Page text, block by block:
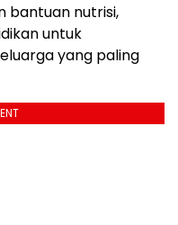
bantuan nutrisi,
untuk
yang paling